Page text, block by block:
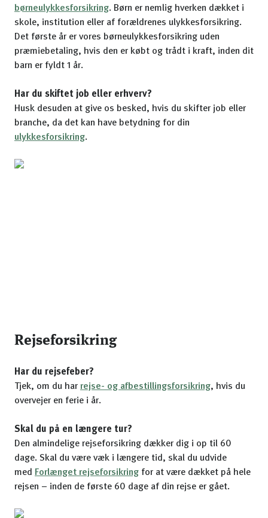
børneulykkesforsikring. Børn er nemlig hverken dækket i
skole, institution eller af forældrenes ulykkesforsikring.
Det første år er vores børneulykkesforsikring uden
præmiebetaling, hvis den er købt og trådt i kraft, inden dit
barn er fyldt 1 år.
Har du skiftet job eller erhverv?
Husk desuden at give os besked, hvis du skifter job eller
branche, da det kan have betydning for din
ulykkesforsikring.
Rejseforsikring
Har du rejsefeber?
Tjek, om du har rejse- og afbestillingsforsikring, hvis du
overvejer en ferie i år.
Skal du på en længere tur?
Den almindelige rejseforsikring dækker dig i op til 60
dage. Skal du være væk i længere tid, skal du udvide
med Forlænget rejseforsikring for at være dækket på hele
rejsen – inden de første 60 dage af din rejse er gået.